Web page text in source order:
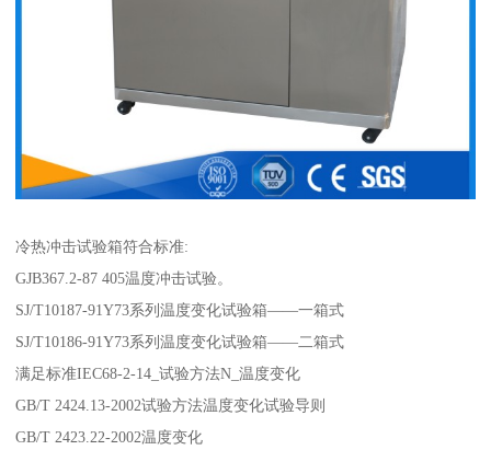
冷热冲击试验箱符合标准:
GJB367.2-87 405温度冲击试验。
SJ/T10187-91Y73系列温度变化试验箱——一箱式
SJ/T10186-91Y73系列温度变化试验箱——二箱式
满足标准IEC68-2-14_试验方法N_温度变化
GB/T 2424.13-2002试验方法温度变化试验导则
GB/T 2423.22-2002温度变化